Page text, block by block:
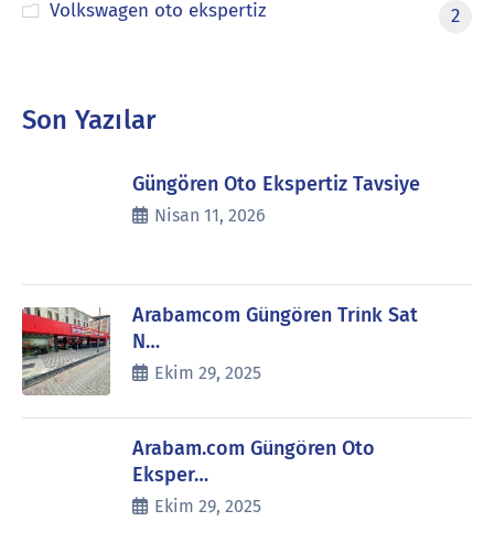
Volkswagen oto ekspertiz
2
Son Yazılar
Güngören Oto Ekspertiz Tavsiye
Nisan 11, 2026
Arabamcom Güngören Trink Sat
N…
Ekim 29, 2025
Arabam.com Güngören Oto
Eksper…
Ekim 29, 2025